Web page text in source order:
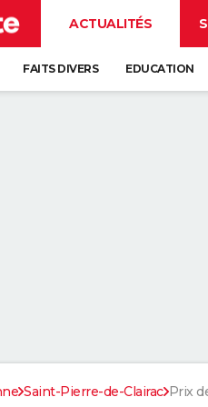
ACTUALITÉS
FAITS DIVERS EDUCATION
Saint-Pierre-de-Clairac Prix